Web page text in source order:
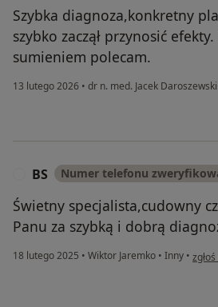
Szybka diagnoza,konkretny
szybko zaczął przynosić
sumieniem polecam.
13 lutego 2026 • dr n. med. Jacek Daroszewski
BS Numer telefonu
Świetny specjalista,cudowny
Panu za szybką i dobrą
18 lutego 2025 • Wiktor Jaremko • Inny • w